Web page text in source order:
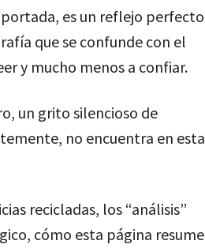
es un reflejo perfecto
que se confunde con el
y mucho menos a confiar.
un grito silencioso de
no encuentra en esta
recicladas, los “análisis”
cómo esta página resume